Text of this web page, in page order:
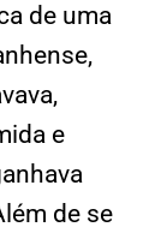
de uma
e
de se